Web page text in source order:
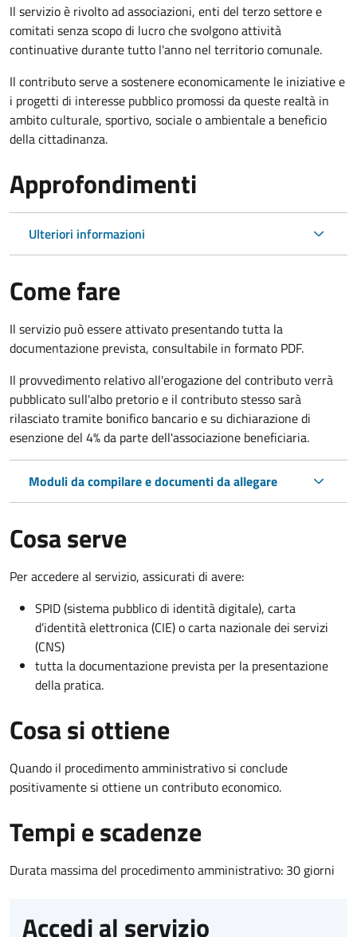
Il servizio è rivolto ad associazioni, enti del terzo settore e
comitati senza scopo di lucro che svolgono attività
continuative durante tutto l'anno nel territorio comunale.
Il contributo serve a sostenere economicamente le iniziative e
i progetti di interesse pubblico promossi da queste realtà in
ambito culturale, sportivo, sociale o ambientale a beneficio
della cittadinanza.
Approfondimenti
Ulteriori informazioni
Come fare
Il servizio può essere attivato presentando tutta la
documentazione prevista, consultabile in formato PDF.
Il provvedimento relativo all'erogazione del contributo verrà
pubblicato sull'albo pretorio e il contributo stesso sarà
rilasciato tramite bonifico bancario e su dichiarazione di
esenzione del 4% da parte dell'associazione beneficiaria.
Moduli da compilare e documenti da allegare
Cosa serve
Per accedere al servizio, assicurati di avere:
SPID (sistema pubblico di identità digitale), carta
d’identità elettronica (CIE) o carta nazionale dei servizi
(CNS)
tutta la documentazione prevista per la presentazione
della pratica.
Cosa si ottiene
Quando il procedimento amministrativo si conclude
positivamente si ottiene un contributo economico.
Tempi e scadenze
Durata massima del procedimento amministrativo: 30 giorni
Accedi al servizio